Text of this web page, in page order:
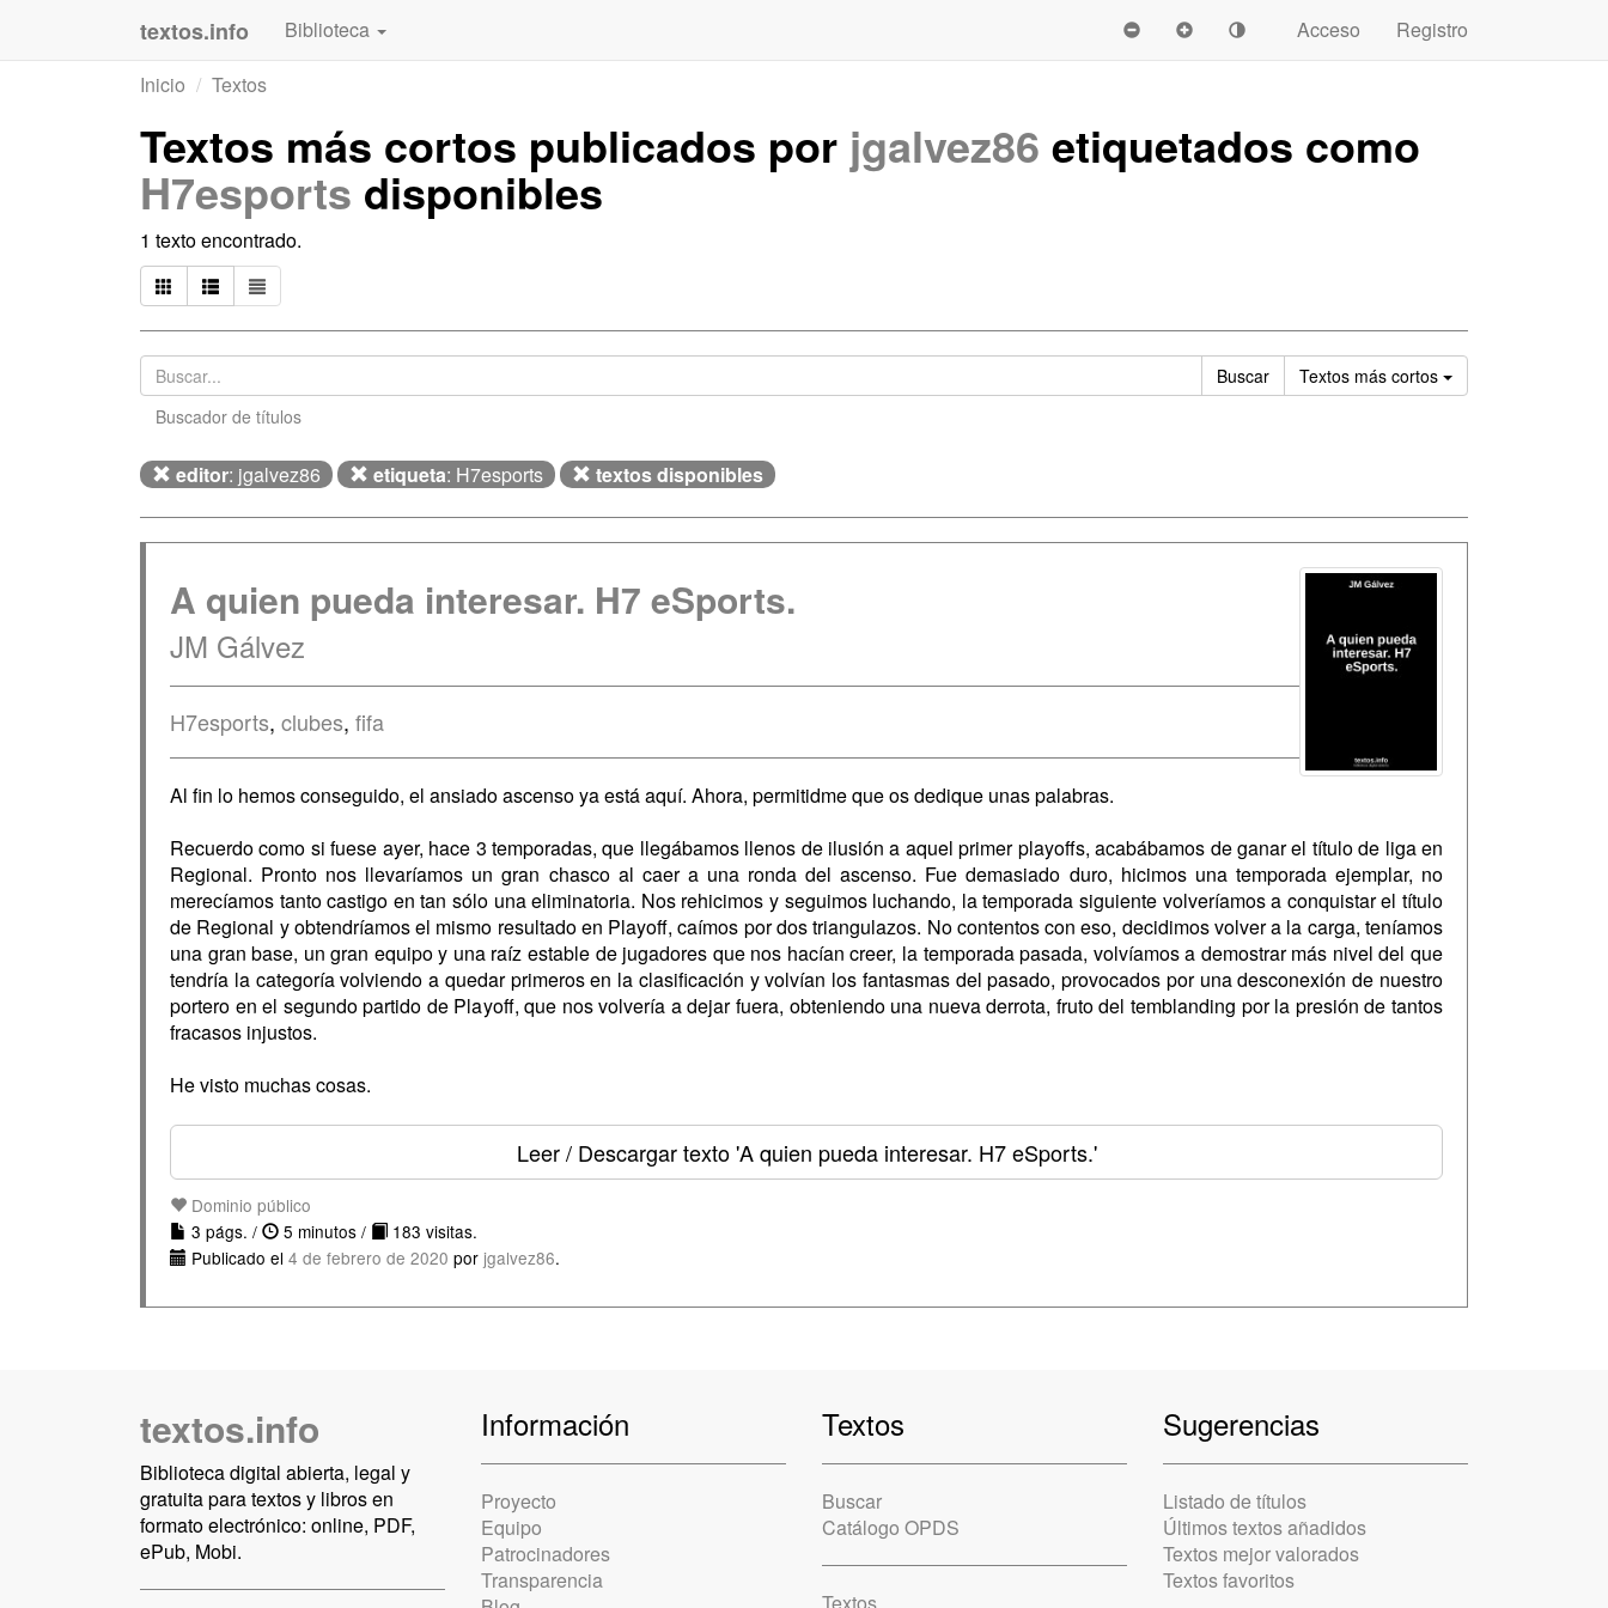
textos.info Biblioteca Acceso
Registro
Inicio
Textos
Textos más cortos publicados por jgalvez86 etiquetados como
H7esports disponibles
1 texto encontrado.
Buscar Textos más cortos Ordenar
Buscador de títulos
editor: jgalvez86 etiqueta: H7esports textos disponibles
A quien pueda interesar. H7 eSports.
JM Gálvez
H7esports, clubes, fifa
Al fin lo hemos conseguido, el ansiado ascenso ya está aquí. Ahora, permitidme que os dedique unas palabras.
Recuerdo como si fuese ayer, hace 3 temporadas, que llegábamos llenos de ilusión a aquel primer playoffs, acabábamos de ganar el título de liga en
Regional. Pronto nos llevaríamos un gran chasco al caer a una ronda del ascenso. Fue demasiado duro, hicimos una temporada ejemplar, no
merecíamos tanto castigo en tan sólo una eliminatoria. Nos rehicimos y seguimos luchando, la temporada siguiente volveríamos a conquistar el título
de Regional y obtendríamos el mismo resultado en Playoff, caímos por dos triangulazos. No contentos con eso, decidimos volver a la carga, teníamos
una gran base, un gran equipo y una raíz estable de jugadores que nos hacían creer, la temporada pasada, volvíamos a demostrar más nivel del que
tendría la categoría volviendo a quedar primeros en la clasificación y volvían los fantasmas del pasado, provocados por una desconexión de nuestro
portero en el segundo partido de Playoff, que nos volvería a dejar fuera, obteniendo una nueva derrota, fruto del temblanding por la presión de tantos
fracasos injustos.
He visto muchas cosas.
Leer / Descargar texto'A quien pueda interesar. H7 eSports.'
Dominio público
3 págs. /
5 minutos /
183 visitas.
Publicado el 4 de febrero de 2020 por jgalvez86.
textos.info
Biblioteca digital abierta, legal y
gratuita para textos y libros en
formato electrónico: online, PDF,
ePub, Mobi.
Información
Proyecto
Equipo
Patrocinadores
Transparencia
Textos
Buscar
Catálogo OPDS
Sugerencias
Listado de títulos
Últimos textos añadidos
Textos mejor valorados
Textos favoritos